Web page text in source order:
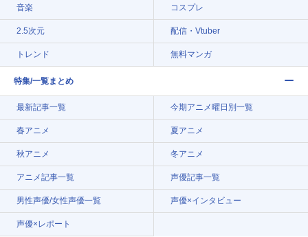
音楽 コスプレ
2.5次元 配信・Vtuber
トレンド 無料マンガ
特集/一覧まとめ
最新記事一覧 今期アニメ曜日別一覧
春アニメ 夏アニメ
秋アニメ 冬アニメ
アニメ記事一覧 声優記事一覧
男性声優/女性声優一覧 声優×インタビュー
声優×レポート